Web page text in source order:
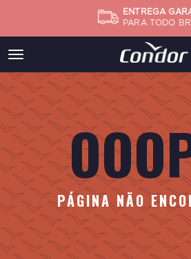
ENTREGA
PARA TODO
PÁGINA NÃO